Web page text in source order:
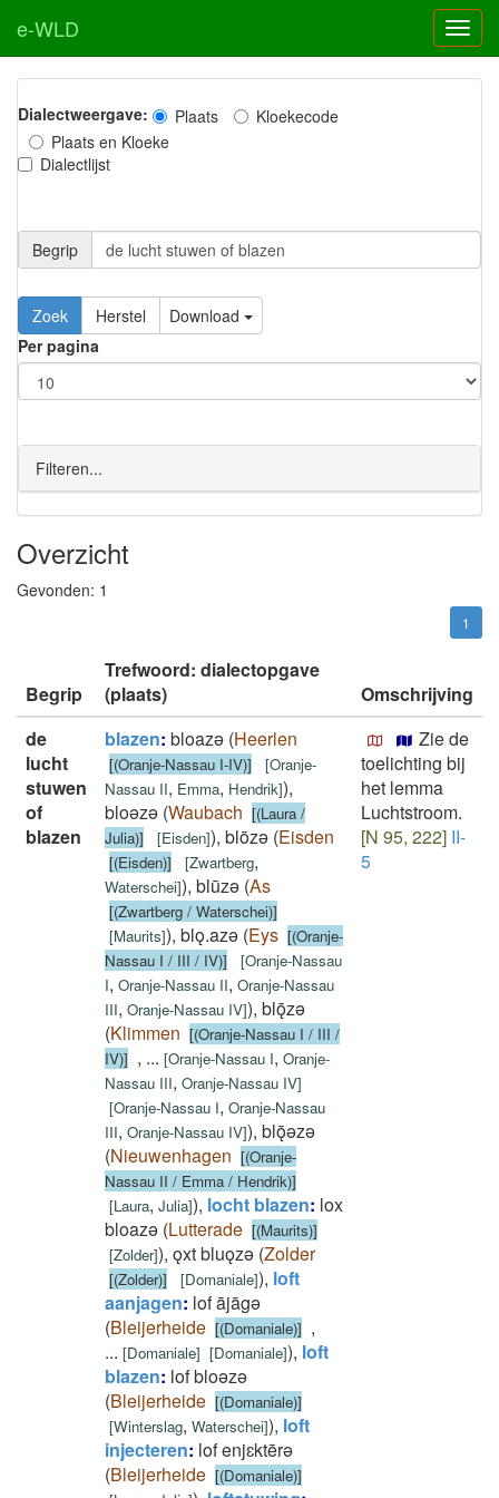
e-WLD
Dialectweergave: Plaats
Kloekecode
Plaats en Kloeke
Dialectlijst
Begrip
Zoek Herstel
Download
Per pagina
Filteren...
Overzicht
Gevonden: 1
1
Begrip
Trefwoord: dialectopgave
(plaats)
Omschrijving
de
lucht
stuwen
of
blazen
blazen: bloazǝ (Heerlen
[(Oranje-Nassau I-IV)] [Oranje-
Nassau II, Emma, Hendrik]),
bloǝzǝ (Waubach [(Laura /
Julia)]
[Eisden]), blōzǝ (Eisden
[(Eisden)] [Zwartberg,
Waterschei]), blūzǝ (As
[(Zwartberg / Waterschei)]
[Maurits]), blǫ.azǝ (Eys [(Oranje-
Nassau I / III / IV)]
[Oranje-Nassau
I, Oranje-Nassau II, Oranje-Nassau
III, Oranje-Nassau IV]), blǭzǝ
(Klimmen [(Oranje-Nassau I / III /
IV)] , ... [Oranje-Nassau I, Oranje-
Nassau III, Oranje-Nassau IV]
[Oranje-Nassau I, Oranje-Nassau
III, Oranje-Nassau IV]), blǭǝzǝ
(Nieuwenhagen [(Oranje-
Nassau II / Emma / Hendrik)]
[Laura, Julia]), locht blazen: lox
bloazǝ (Lutterade [(Maurits)]
[Zolder]), ǫxt bluǫzǝ (Zolder
[(Zolder)] [Domaniale]), loft
aanjagen: lof ājāgǝ
(Bleijerheide [(Domaniale)] ,
... [Domaniale] [Domaniale]), loft
blazen: lof bloǝzǝ
(Bleijerheide [(Domaniale)]
[Winterslag, Waterschei]), loft
injecteren: lof enjɛktērǝ
(Bleijerheide [(Domaniale)]
Zie de
toelichting bij
het lemma
Luchtstroom.
[N 95, 222] II-
5